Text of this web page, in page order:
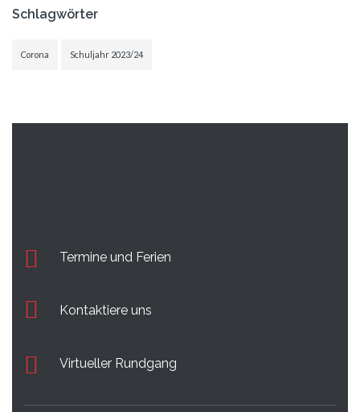
Schlagwörter
Corona Schuljahr 2023/24
Termine und Ferien
Kontaktiere uns
Virtueller Rundgang